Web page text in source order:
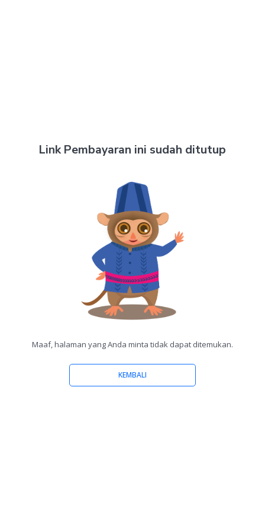
Link Pembayaran ini sudah ditutup
Maaf, halaman yang Anda minta tidak dapat ditemukan.
KEMBALI